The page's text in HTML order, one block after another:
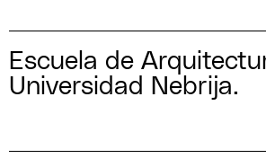
Escuela de
Universidad Nebrija.